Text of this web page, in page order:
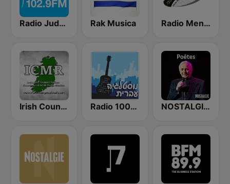
Radio Judaica Strasbourg Rak Musica Radio Menta Israel (רדיו מנטה)
Irish Country Music Radio Radio 100% Nostalgia NOSTALGIE POETES